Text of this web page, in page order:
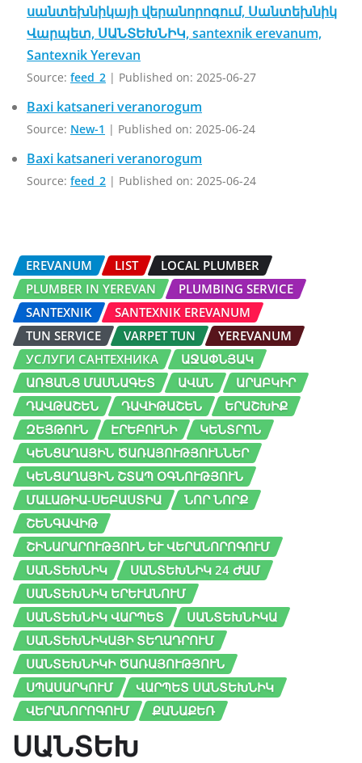
սանտեխնիկայի վերանորոգում, Սանտեխնիկ
Վարպետ, ՍԱՆՏԵԽՆԻԿ, santexnik erevanum,
Santexnik Yerevan
Source: feed_2 Published on: 2025-06-27
Baxi katsaneri veranorogum
Source: New-1 Published on: 2025-06-24
Baxi katsaneri veranorogum
Source: feed_2 Published on: 2025-06-24
EREVANUM LIST
LOCAL PLUMBER
PLUMBER IN YEREVAN
PLUMBING SERVICE
SANTEXNIK
SANTEXNIK EREVANUM
TUN SERVICE
VARPET TUN
YEREVANUM
УСЛУГИ САНТЕХНИКА
ԱՋԱՓՆՅԱԿ
ԱՌՑԱՆՑ ՄԱՍՆԱԳԵՏ
ԱՎԱՆ
ԱՐԱԲԿԻՐ
ԴԱՎԹԱՇԵՆ
ԴԱՎԻԹԱՇԵՆ
ԵՐԱՇԽԻՔ
ԶԵՅԹՈՒՆ
ԷՐԵԲՈՒՆԻ
ԿԵՆՏՐՈՆ
ԿԵՆՑԱՂԱՅԻՆ ԾԱՌԱՅՈՒԹՅՈՒՆՆԵՐ
ԿԵՆՑԱՂԱՅԻՆ ՇՏԱՊ ՕԳՆՈՒԹՅՈՒՆ
ՄԱԼԱԹԻԱ-ՍԵԲԱՍՏԻԱ
ՆՈՐ ՆՈՐՔ
ՇԵՆԳԱՎԻԹ
ՇԻՆԱՐԱՐՈՒԹՅՈՒՆ ԵՒ ՎԵՐԱՆՈՐՈԳՈՒՄ
ՍԱՆՏԵԽՆԻԿ
ՍԱՆՏԵԽՆԻԿ 24 ԺԱՄ
ՍԱՆՏԵԽՆԻԿ ԵՐԵՒԱՆՈՒՄ
ՍԱՆՏԵԽՆԻԿ ՎԱՐՊԵՏ
ՍԱՆՏԵԽՆԻԿԱ
ՍԱՆՏԵԽՆԻԿԱՅԻ ՏԵՂԱԴՐՈՒՄ
ՍԱՆՏԵԽՆԻԿԻ ԾԱՌԱՅՈՒԹՅՈՒՆ
ՍՊԱՍԱՐԿՈՒՄ
ՎԱՐՊԵՏ ՍԱՆՏԵԽՆԻԿ
ՎԵՐԱՆՈՐՈԳՈՒՄ
ՔԱՆԱՔԵՌ
ՍԱՆՏԵԽ